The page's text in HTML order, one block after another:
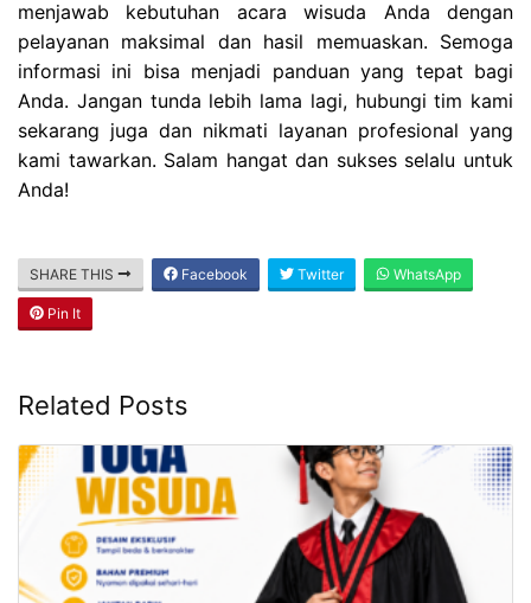
menjawab kebutuhan acara wisuda Anda dengan
pelayanan maksimal dan hasil memuaskan. Semoga
informasi ini bisa menjadi panduan yang tepat bagi
Anda. Jangan tunda lebih lama lagi, hubungi tim kami
sekarang juga dan nikmati layanan profesional yang
kami tawarkan. Salam hangat dan sukses selalu untuk
Anda!
SHARE THIS Facebook Twitter WhatsApp
Pin It
Related Posts